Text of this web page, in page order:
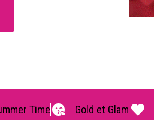
Time Gold et Glam